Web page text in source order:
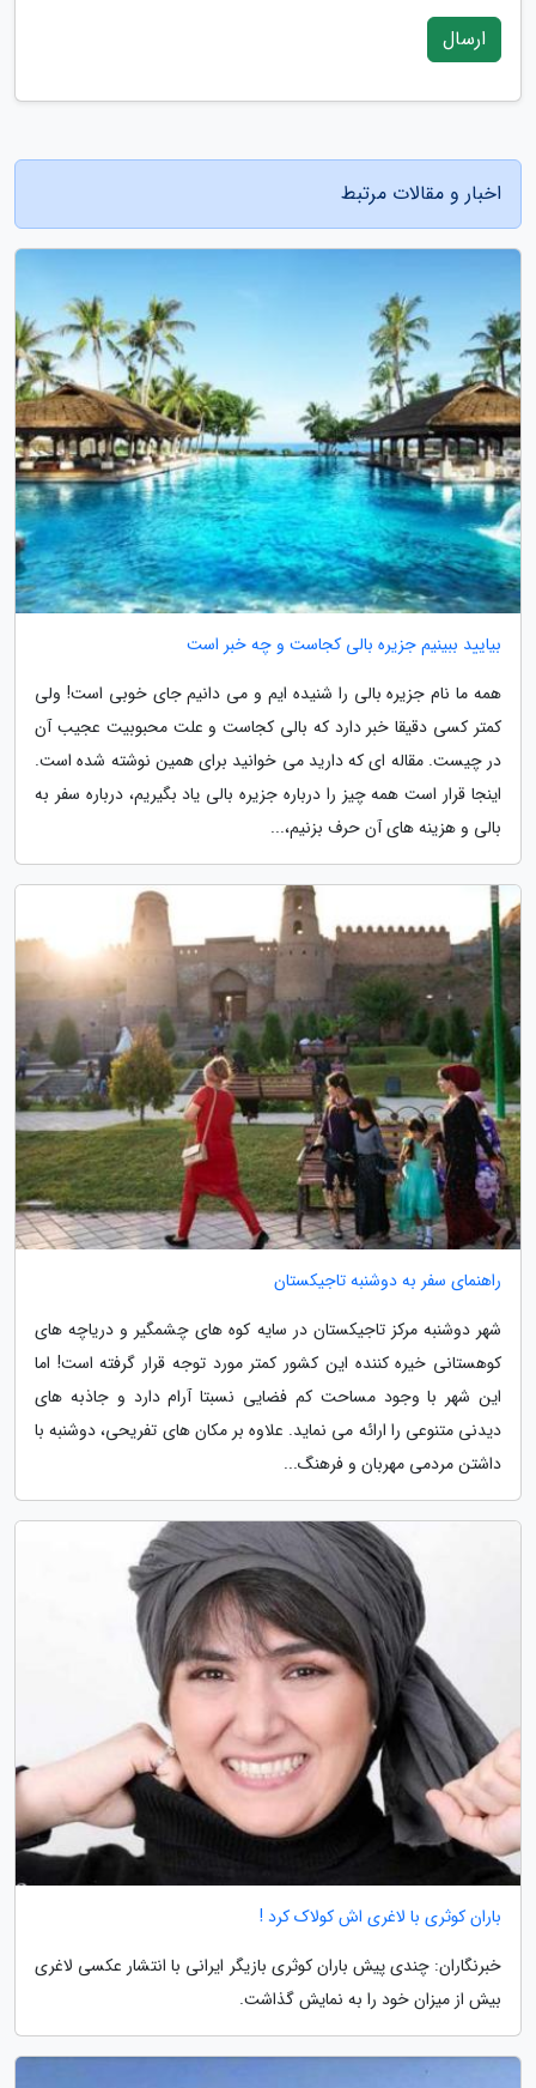
ارسال
اخبار و مقالات مرتبط
بیایید ببینیم جزیره بالی کجاست و چه خبر است
همه ما نام جزیره بالی را شنیده ایم و می دانیم جای خوبی است! ولی
کمتر کسی دقیقا خبر دارد که بالی کجاست و علت محبوبیت عجیب آن
در چیست. مقاله ای که دارید می خوانید برای همین نوشته شده است.
اینجا قرار است همه چیز را درباره جزیره بالی یاد بگیریم، درباره سفر به
بالی و هزینه های آن حرف بزنیم،...
راهنمای سفر به دوشنبه تاجیکستان
شهر دوشنبه مرکز تاجیکستان در سایه کوه های چشمگیر و دریاچه های
کوهستانی خیره کننده این کشور کمتر مورد توجه قرار گرفته است! اما
این شهر با وجود مساحت کم فضایی نسبتا آرام دارد و جاذبه های
دیدنی متنوعی را ارائه می نماید. علاوه بر مکان های تفریحی، دوشنبه با
داشتن مردمی مهربان و فرهنگ...
باران کوثری با لاغری اش کولاک کرد !
خبرنگاران: چندی پیش باران کوثری بازیگر ایرانی با انتشار عکسی لاغری
بیش از میزان خود را به نمایش گذاشت.